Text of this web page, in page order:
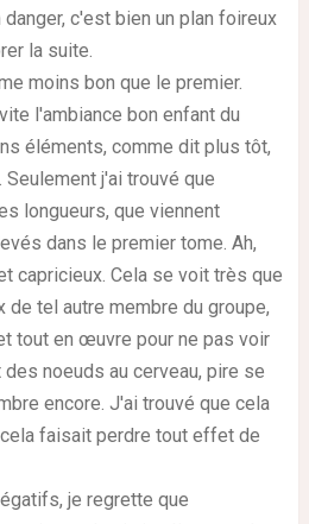
c'est bien un plan foireux
la suite.
moins bon que le premier.
l'ambiance bon enfant du
éléments, comme dit plus tôt,
j'ai trouvé que
longueurs, que viennent
dans le premier tome. Ah,
capricieux. Cela se voit très que
tel autre membre du groupe,
tout en œuvre pour ne pas voir
noeuds au cerveau, pire se
encore. J'ai trouvé que cela
faisait perdre tout effet de
je regrette que